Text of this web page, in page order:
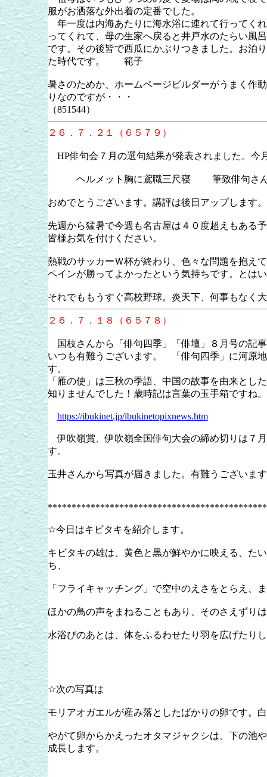
服がお洒落な外出着の定番でした。
年一度は内海あたりに海水浴に連れて行ってく
ってくれて、母の生家へ戻ると井戸水のたらい風
です。その後皆で西瓜にかぶりつきました。お泊
た時代です。 範子
暑さのためか、ホームページビルダーがうまく作
りなのですが・・・
（851544）
２６．７．２１（６５７９）
HP俳句会７月の選句結果が発表されました。今
ヘルメット胸に鳶職三尺寝 筆致俳句さん
おめでとうございます。講評は後日アップします。
先週から猛暑で今週も名古屋は４０度超えもある
皆様お気を付けください。
熱戦のサッカーＷ杯が終わり、色々な問題を抱え
ペインが勝ってよかったという気持ちです。とは
それでももうすぐ高校野球。炎天下、何事もなく
２６．７．１８（６５７８）
国枝さんから「俳句四季」「俳壇」８月号の記
いつも有難うございます。 「俳句四季」に河原
す。
「雁の使」は三秋の季語、中国の故事を由来とし
知りませんでした！歳時記は言葉の玉手箱ですね。
https://ibukinet.jp/ibukinetopixnews.htm
伊吹嶺賞、伊吹嶺全国俳句大会の締め切りは７
す。
玉井さんから写真が届きました。有難うございま
☆今日はキビタキを紹介します。
キビタキの雄は、黄色と黒が鮮やかに映える、た
ち、
「フライキャッチング」で空中のえさをとらえ、
ほかの鳥の声をまねることもあり、そのさえずり
水浴びのあとは、体をふるわせたり羽を広げたり
☆次の写真は
モリアオガエルが産み落としたばかりの卵です。
やがて卵からかえったオタマジャクシは、下の池
成長します。